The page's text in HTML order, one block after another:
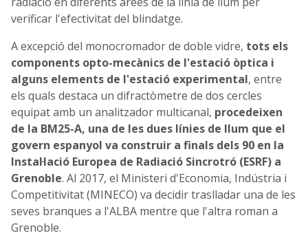
verificar l'efectivitat del blindatge.
A excepció del monocromador de doble vidre, tots els
components opto-mecànics de l'estació òptica i
alguns elements de l'estació experimental, entre
els quals destaca un difractòmetre de dos cercles
equipat amb un analitzador multicanal, procedeixen
de la BM25-A, una de les dues línies de llum que el
govern espanyol va construir a finals dels 90 en la
Instal·lació Europea de Radiació Sincrotró (ESRF) a
Grenoble. Al 2017, el Ministeri d'Economia, Indústria i
Competitivitat (MINECO) va decidir traslladar una de les
seves branques a l'ALBA mentre que l'altra roman a
Grenoble.